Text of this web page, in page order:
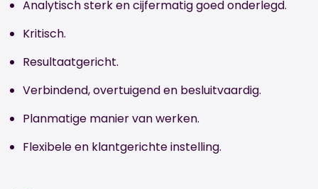
Analytisch sterk en cijfermatig goed onderlegd.
Kritisch.
Resultaatgericht.
Verbindend, overtuigend en besluitvaardig.
Planmatige manier van werken.
Flexibele en klantgerichte instelling.